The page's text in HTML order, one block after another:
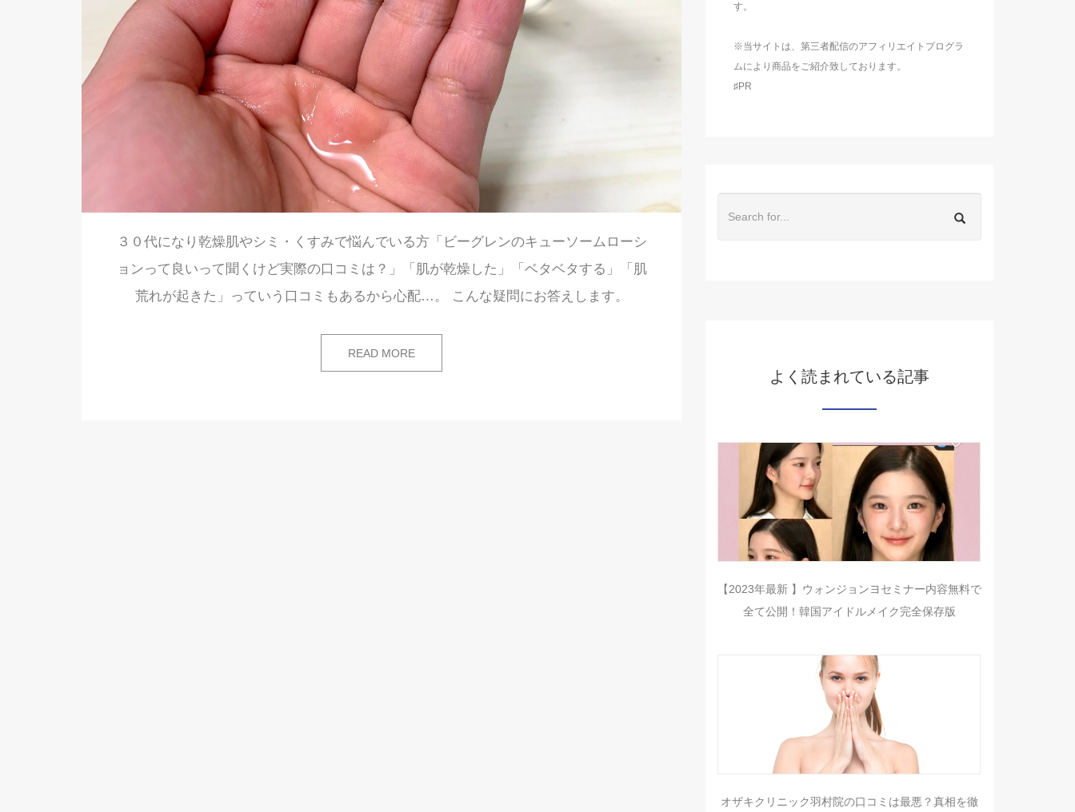
３０代になり乾燥肌やシミ・くすみで悩んでいる方「ビーグレンのキューソームローシ
ョンって良いって聞くけど実際の口コミは？」「肌が乾燥した」「ベタベタする」「肌
荒れが起きた」っていう口コミもあるから心配…。 こんな疑問にお答えします。
READ MORE
す。
※当サイトは、第三者配信のアフィリエイトプログラ
ムにより商品をご紹介致しております。
♯PR
よく読まれている記事
【2023年最新 】ウォンジョンヨセミナー内容無料で
全て公開！韓国アイドルメイク完全保存版
オザキクリニック羽村院の口コミは最悪？真相を徹